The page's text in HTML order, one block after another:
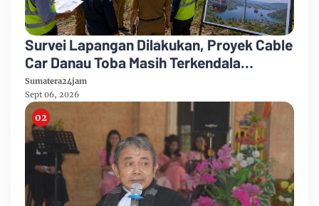
Survei Lapangan Dilakukan, Proyek Cable
Car Danau Toba Masih Terkendala
Pembebasan BPHTB di Sebagian Lahan
Sumatera24jam
Sept 06, 2026